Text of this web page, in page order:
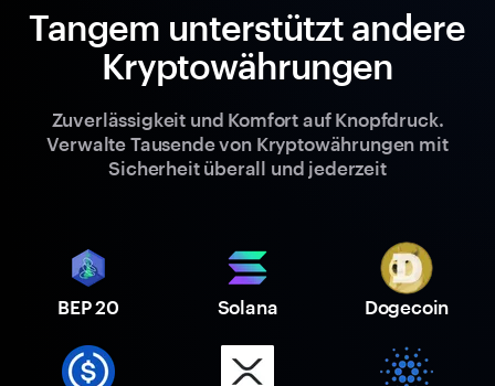
Tangem unterstützt andere
Kryptowährungen
Zuverlässigkeit und Komfort auf Knopfdruck.
Verwalte Tausende von Kryptowährungen mit
Sicherheit überall und jederzeit
BEP 20 Solana Dogecoin